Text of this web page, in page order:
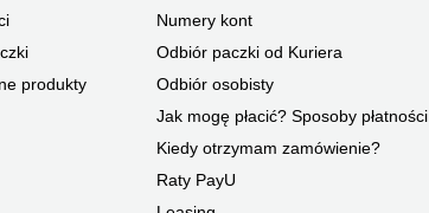
produkty
Numery kont
Odbiór paczki od Kuriera
Odbiór osobisty
Jak mogę płacić? Sposoby płatności
Kiedy otrzymam zamówienie?
Raty PayU